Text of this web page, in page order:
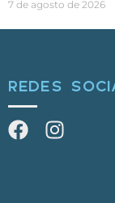
7 de agosto de 2026
REDES